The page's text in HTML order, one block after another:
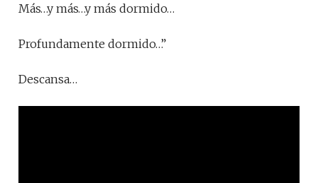
Más…y más…y más dormido…
Profundamente dormido…”
Descansa…